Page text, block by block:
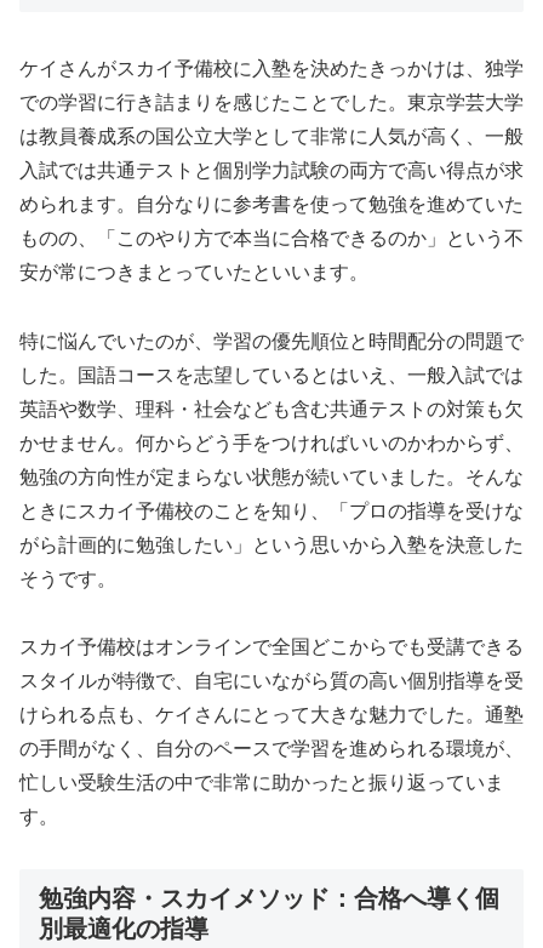
ケイさんがスカイ予備校に入塾を決めたきっかけは、独学
での学習に行き詰まりを感じたことでした。東京学芸大学
は教員養成系の国公立大学として非常に人気が高く、一般
入試では共通テストと個別学力試験の両方で高い得点が求
められます。自分なりに参考書を使って勉強を進めていた
ものの、「このやり方で本当に合格できるのか」という不
安が常につきまとっていたといいます。
特に悩んでいたのが、学習の優先順位と時間配分の問題で
した。国語コースを志望しているとはいえ、一般入試では
英語や数学、理科・社会なども含む共通テストの対策も欠
かせません。何からどう手をつければいいのかわからず、
勉強の方向性が定まらない状態が続いていました。そんな
ときにスカイ予備校のことを知り、「プロの指導を受けな
がら計画的に勉強したい」という思いから入塾を決意した
そうです。
スカイ予備校はオンラインで全国どこからでも受講できる
スタイルが特徴で、自宅にいながら質の高い個別指導を受
けられる点も、ケイさんにとって大きな魅力でした。通塾
の手間がなく、自分のペースで学習を進められる環境が、
忙しい受験生活の中で非常に助かったと振り返っていま
す。
勉強内容・スカイメソッド：合格へ導く個
別最適化の指導